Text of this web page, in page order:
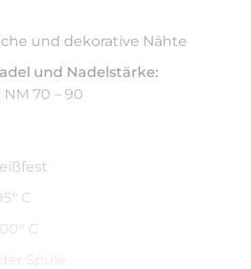
und dekorative Nähte
und Nadelstärke:
70 – 90
C
C
Spule